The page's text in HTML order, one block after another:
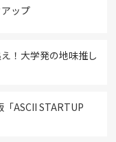
ップ
！大学発の地味推し
ASCII STARTUP